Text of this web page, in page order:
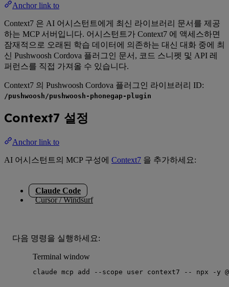
Anchor link to
Context7 은 AI 어시스턴트에게 최신 라이브러리 문서를 제공
하는 MCP 서버입니다. 어시스턴트가 Context7 에 액세스하면
잠재적으로 오래된 학습 데이터에 의존하는 대신 대화 중에 최
신 Pushwoosh Cordova 플러그인 문서, 코드 스니펫 및 API 레
퍼런스를 직접 가져올 수 있습니다.
Context7 의 Pushwoosh Cordova 플러그인 라이브러리 ID:
/pushwoosh/pushwoosh-phonegap-plugin
Context7 설정
Anchor link to
AI 어시스턴트의 MCP 구성에 Context7 을 추가하세요:
Claude Code
Cursor / Windsurf
다음 명령을 실행하세요:
Terminal window
claude mcp add --scope user context7 -- npx -y